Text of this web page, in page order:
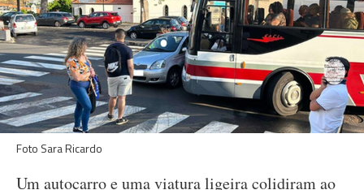
Foto Sara Ricardo
Um autocarro e uma viatura ligeira colidiram ao